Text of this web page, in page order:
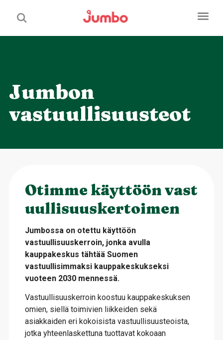
Jumbon
vastuullisuusteot
Otimme käyttöön vast
uullisuuskertoimen
Jumbossa on otettu käyttöön
vastuullisuuskerroin, jonka avulla
kauppakeskus tähtää Suomen
vastuullisimmaksi kauppakeskukseksi
vuoteen 2030 mennessä.
Vastuullisuuskerroin koostuu kauppakeskuksen
omien, siellä toimivien liikkeiden sekä
asiakkaiden eri kokoisista vastuullisuusteoista,
jotka yhteenlaskettuna tuottavat kokoaan